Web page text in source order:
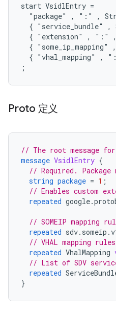
start VsidlEntry =
"package" , ":" ,
{ "service_bundle" ,
{ "extension" , ":"
{ "some_ip_mapping"
{ "vhal_mapping" ,
Proto 定义
// The root message
message VsidlEntry {
// Required.
string package = 1 ;
// Enables custom
repeated
// SOMEIP mapping
repeated
// VHAL mapping rules
repeated VhalMapping
// List of SDV
repeated
}